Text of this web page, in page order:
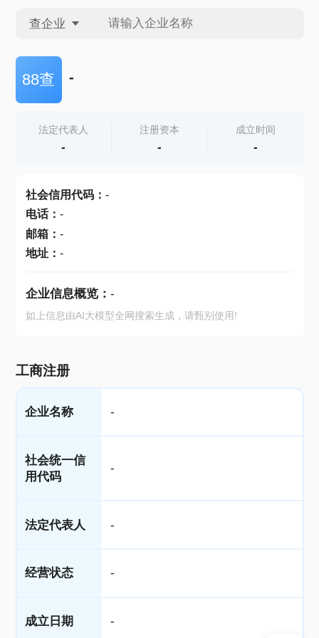
查企业
查企业
查产地
88查 -
法定代表人
-
注册资本
-
成立时间
-
社会信用代码： -
电话： -
邮箱： -
地址： -
企业信息概览： -
如上信息由AI大模型全网搜索生成，请甄别使用!
工商注册
企业名称 -
社会统一信
用代码
-
法定代表人 -
经营状态 -
成立日期 -